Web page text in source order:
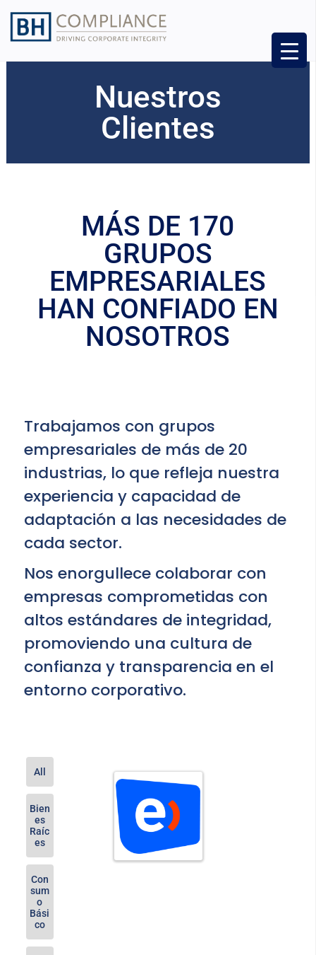
Nuestros
Clientes
MÁS DE 170
GRUPOS
EMPRESARIALES
HAN CONFIADO EN
NOSOTROS
Trabajamos con grupos
empresariales de más de 20
industrias, lo que refleja nuestra
experiencia y capacidad de
adaptación a las necesidades de
cada sector.
Nos enorgullece colaborar con
empresas comprometidas con
altos estándares de integridad,
promoviendo una cultura de
confianza y transparencia en el
entorno corporativo.
All
Bien
es
Raíc
es
Con
sum
o
Bási
co